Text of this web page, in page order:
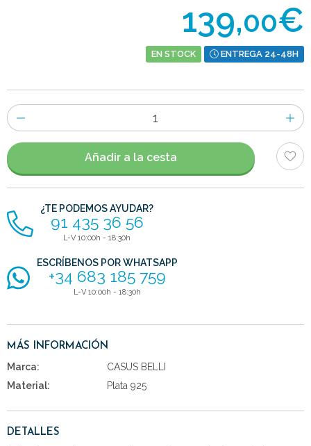
139,00€
EN STOCK ENTREGA 24-48H
Número
de
artículos
Añadir a la cesta
¿TE PODEMOS AYUDAR?
91 435 36 56
L-V 10:00h - 18:30h
ESCRÍBENOS POR WHATSAPP
+34 683 185 759
L-V 10:00h - 18:30h
MÁS INFORMACIÓN
Marca:
CASUS BELLI
Material:
Plata 925
DETALLES